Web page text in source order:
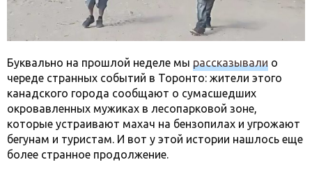
Буквально на прошлой неделе мы рассказывали о
череде странных событий в Торонто: жители этого
канадского города сообщают о сумасшедших
окровавленных мужиках в лесопарковой зоне,
которые устраивают махач на бензопилах и угрожают
бегунам и туристам. И вот у этой истории нашлось еще
более странное продолжение.